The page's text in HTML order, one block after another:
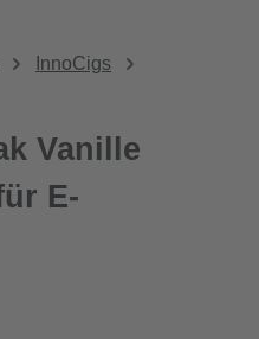
InnoCigs
Vanille
E-